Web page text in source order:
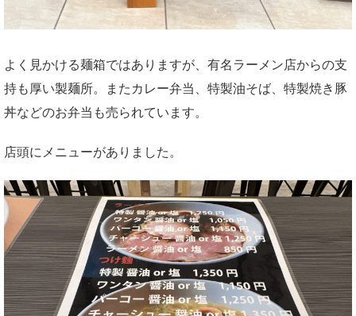
よく見かける麺箱ではありますが、有名ラーメン店からの支
持も厚い製麺所。またカレー弁当、特製油そば、特製焼き豚
丼などのお弁当も売られています。
店頭にメニューがありました。